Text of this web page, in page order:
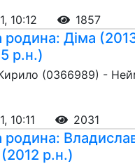
10:12
1857
родина: Діма
р.н.)
(0366989) -
10:11
2031
родина:
р.н.)